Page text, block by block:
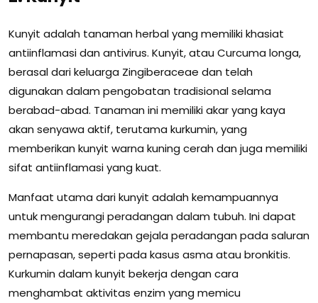
Kunyit adalah tanaman herbal yang memiliki khasiat
antiinflamasi dan antivirus. Kunyit, atau Curcuma longa,
berasal dari keluarga Zingiberaceae dan telah
digunakan dalam pengobatan tradisional selama
berabad-abad. Tanaman ini memiliki akar yang kaya
akan senyawa aktif, terutama kurkumin, yang
memberikan kunyit warna kuning cerah dan juga memiliki
sifat antiinflamasi yang kuat.
Manfaat utama dari kunyit adalah kemampuannya
untuk mengurangi peradangan dalam tubuh. Ini dapat
membantu meredakan gejala peradangan pada saluran
pernapasan, seperti pada kasus asma atau bronkitis.
Kurkumin dalam kunyit bekerja dengan cara
menghambat aktivitas enzim yang memicu